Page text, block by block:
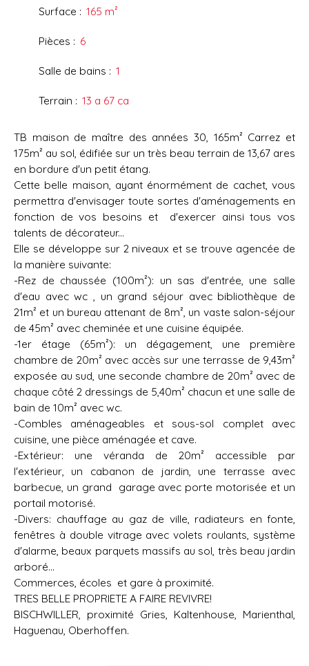
Surface : 165 m²
Pièces : 6
Salle de bains : 1
Terrain : 13 a 67 ca
TB maison de maître des années 30, 165m² Carrez et
175m² au sol, édifiée sur un très beau terrain de 13,67 ares
en bordure d'un petit étang.
Cette belle maison, ayant énormément de cachet, vous
permettra d'envisager toute sortes d'aménagements en
fonction de vos besoins et d'exercer ainsi tous vos
talents de décorateur...
Elle se développe sur 2 niveaux et se trouve agencée de
la manière suivante:
-Rez de chaussée (100m²): un sas d'entrée, une salle
d'eau avec wc , un grand séjour avec bibliothèque de
21m² et un bureau attenant de 8m², un vaste salon-séjour
de 45m² avec cheminée et une cuisine équipée.
-1er étage (65m²): un dégagement, une première
chambre de 20m² avec accès sur une terrasse de 9,43m²
exposée au sud, une seconde chambre de 20m² avec de
chaque côté 2 dressings de 5,40m² chacun et une salle de
bain de 10m² avec wc.
-Combles aménageables et sous-sol complet avec
cuisine, une pièce aménagée et cave.
-Extérieur: une véranda de 20m² accessible par
l'extérieur, un cabanon de jardin, une terrasse avec
barbecue, un grand garage avec porte motorisée et un
portail motorisé.
-Divers: chauffage au gaz de ville, radiateurs en fonte,
fenêtres à double vitrage avec volets roulants, système
d'alarme, beaux parquets massifs au sol, très beau jardin
arboré...
Commerces, écoles et gare à proximité.
TRES BELLE PROPRIETE A FAIRE REVIVRE!
BISCHWILLER, proximité Gries, Kaltenhouse, Marienthal,
Haguenau, Oberhoffen.